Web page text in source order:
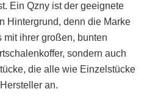
Ein Qzny ist der geeignete
Hintergrund, denn die Marke
mit ihrer großen, bunten
sondern auch
die alle wie Einzelstücke
an.